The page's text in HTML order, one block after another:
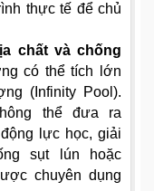
thực tế để chủ
chất và chống
có thể tích lớn
(Infinity Pool).
thể đưa ra
lực học, giải
sụt lún hoặc
chuyên dụng